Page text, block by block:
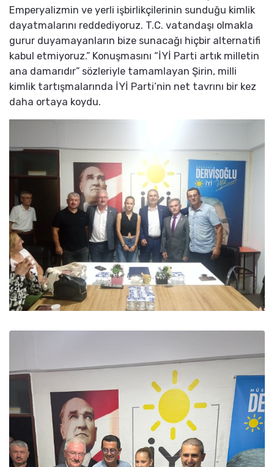
Emperyalizmin ve yerli işbirlikçilerinin sunduğu kimlik
dayatmalarını reddediyoruz. T.C. vatandaşı olmakla
gurur duyamayanların bize sunacağı hiçbir alternatifi
kabul etmiyoruz.” Konuşmasını “İYİ Parti artık milletin
ana damarıdır” sözleriyle tamamlayan Şirin, milli
kimlik tartışmalarında İYİ Parti’nin net tavrını bir kez
daha ortaya koydu.